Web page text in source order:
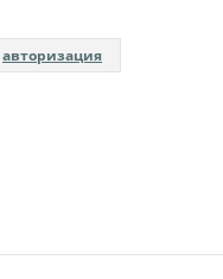
авторизация